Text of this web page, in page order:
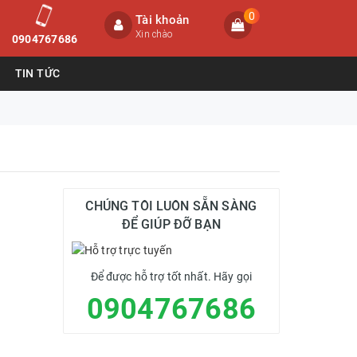
0904767686
Tài khoản
Xin chào
0
TIN TỨC
CHÚNG TÔI LUÔN SẴN SÀNG
ĐỂ GIÚP ĐỠ BẠN
Để được hỗ trợ tốt nhất. Hãy gọi
0904767686